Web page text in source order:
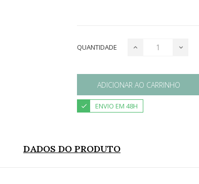
QUANTIDADE
ADICIONAR AO CARRINHO
ENVIO EM 48H
DADOS DO PRODUTO